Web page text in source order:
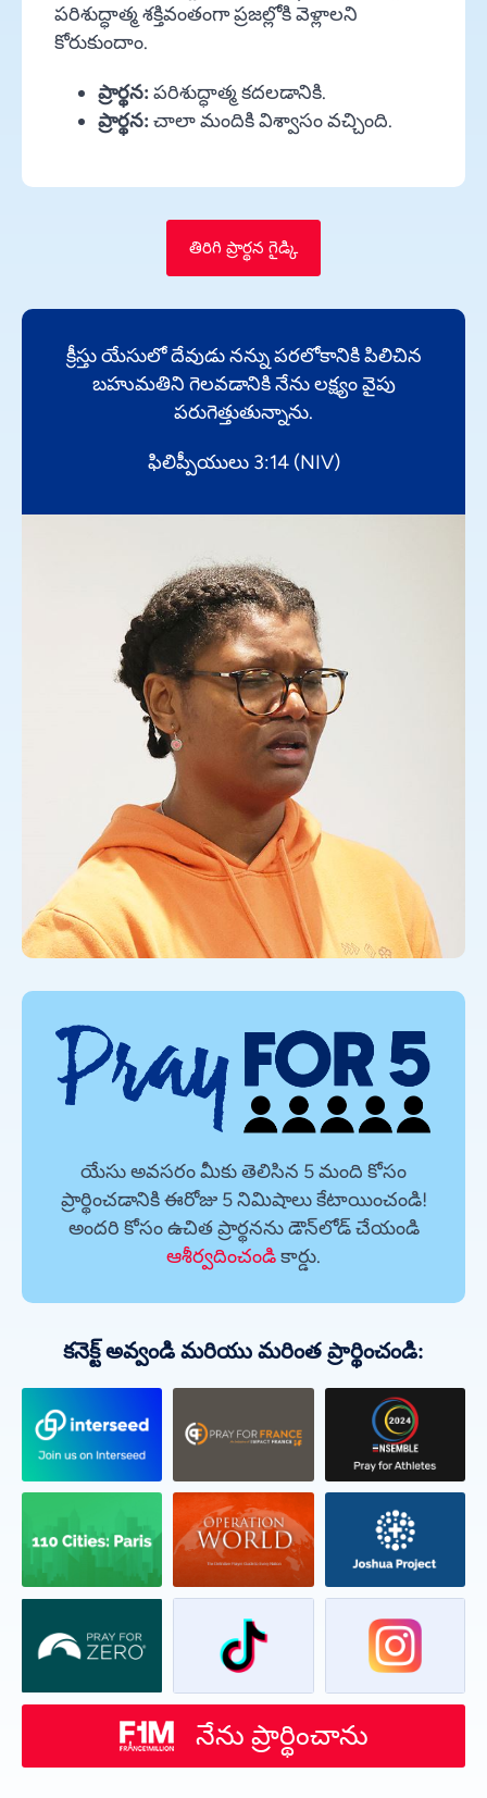
పరిశుద్ధాత్మ శక్తివంతంగా ప్రజల్లోకి వెళ్లాలని
కోరుకుందాం.
ప్రార్థన: పరిశుద్ధాత్మ కదలడానికి.
ప్రార్థన: చాలా మందికి విశ్వాసం వచ్చింది.
తిరిగి ప్రార్థన గైడ్కి
క్రీస్తు యేసులో దేవుడు నన్ను పరలోకానికి పిలిచిన
బహుమతిని గెలవడానికి నేను లక్ష్యం వైపు
పరుగెత్తుతున్నాను.
ఫిలిప్పీయులు 3:14 (NIV)
యేసు అవసరం మీకు తెలిసిన 5 మంది కోసం
ప్రార్థించడానికి ఈరోజు 5 నిమిషాలు కేటాయించండి!
అందరి కోసం ఉచిత ప్రార్థనను డౌన్‌లోడ్ చేయండి
ఆశీర్వదించండికార్డు.
కనెక్ట్ అవ్వండి మరియు మరింత ప్రార్థించండి:
నేను ప్రార్థించాను